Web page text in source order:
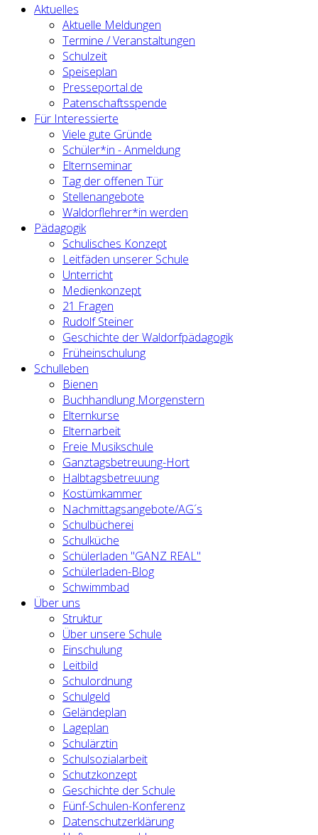
Aktuelles
Aktuelle Meldungen
Termine / Veranstaltungen
Schulzeit
Speiseplan
Presseportal.de
Patenschaftsspende
Für Interessierte
Viele gute Gründe
Schüler*in - Anmeldung
Elternseminar
Tag der offenen Tür
Stellenangebote
Waldorflehrer*in werden
Pädagogik
Schulisches Konzept
Leitfäden unserer Schule
Unterricht
Medienkonzept
21 Fragen
Rudolf Steiner
Geschichte der Waldorfpädagogik
Früheinschulung
Schulleben
Bienen
Buchhandlung Morgenstern
Elternkurse
Elternarbeit
Freie Musikschule
Ganztagsbetreuung-Hort
Halbtagsbetreuung
Kostümkammer
Nachmittagsangebote/AG´s
Schulbücherei
Schulküche
Schülerladen "GANZ REAL"
Schülerladen-Blog
Schwimmbad
Über uns
Struktur
Über unsere Schule
Einschulung
Leitbild
Schulordnung
Schulgeld
Geländeplan
Lageplan
Schulärztin
Schulsozialarbeit
Schutzkonzept
Geschichte der Schule
Fünf-Schulen-Konferenz
Datenschutzerklärung